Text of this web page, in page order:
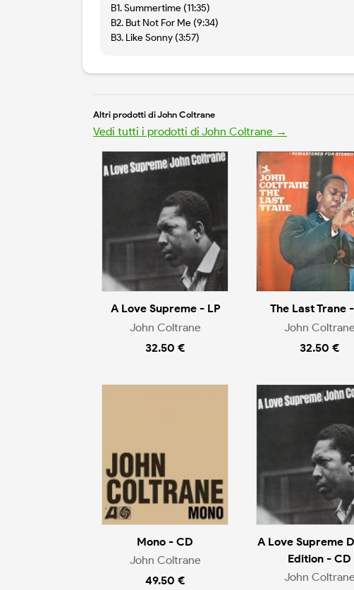
B1. Summertime (11:35)
B2. But Not For Me (9:34)
B3. Like Sonny (3:57)
Altri prodotti di John Coltrane
Vedi tutti i prodotti di John Coltrane →
A Love Supreme - LP
John Coltrane
32.50 €
The Last Trane
John Coltrane
32.50 €
Mono - CD
John Coltrane
49.50 €
A Love Supreme
Edition - CD
John Coltrane